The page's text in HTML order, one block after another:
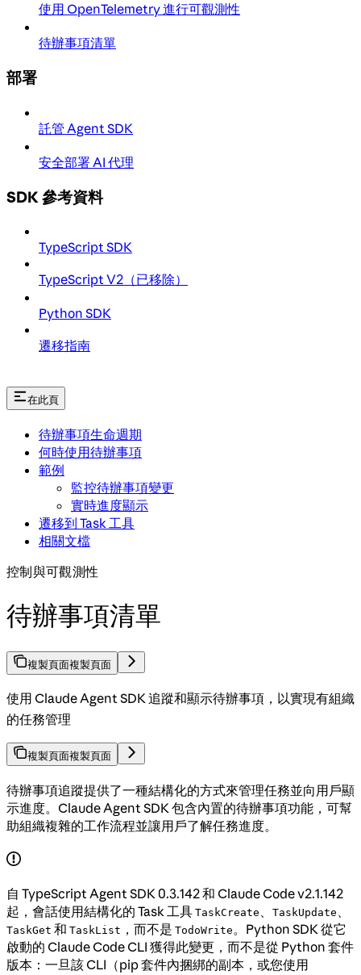
使用 OpenTelemetry 進行可觀測性
待辦事項清單
部署
託管 Agent SDK
安全部署 AI 代理
SDK 參考資料
TypeScript SDK
TypeScript V2（已移除）
Python SDK
遷移指南
在此頁
待辦事項生命週期
何時使用待辦事項
範例
監控待辦事項變更
實時進度顯示
遷移到 Task 工具
相關文檔
控制與可觀測性
待辦事項清單
複製頁面複製頁面
使用 Claude Agent SDK 追蹤和顯示待辦事項，以實現有組織
的任務管理
複製頁面複製頁面
待辦事項追蹤提供了一種結構化的方式來管理任務並向用戶顯
示進度。Claude Agent SDK 包含內置的待辦事項功能，可幫
助組織複雜的工作流程並讓用戶了解任務進度。
自 TypeScript Agent SDK 0.3.142 和 Claude Code v2.1.142
起，會話使用結構化的 Task 工具 TaskCreate 、 TaskUpdate 、
TaskGet 和 TaskList ，而不是 TodoWrite。Python SDK 從它
啟動的 Claude Code CLI 獲得此變更，而不是從 Python 套件
版本：一旦該 CLI（pip 套件內捆綁的副本，或您使用